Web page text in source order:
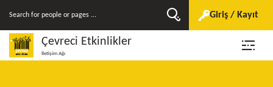
Giriş / Kayıt
Çevreci Etkinlikler
İletişim Ağı